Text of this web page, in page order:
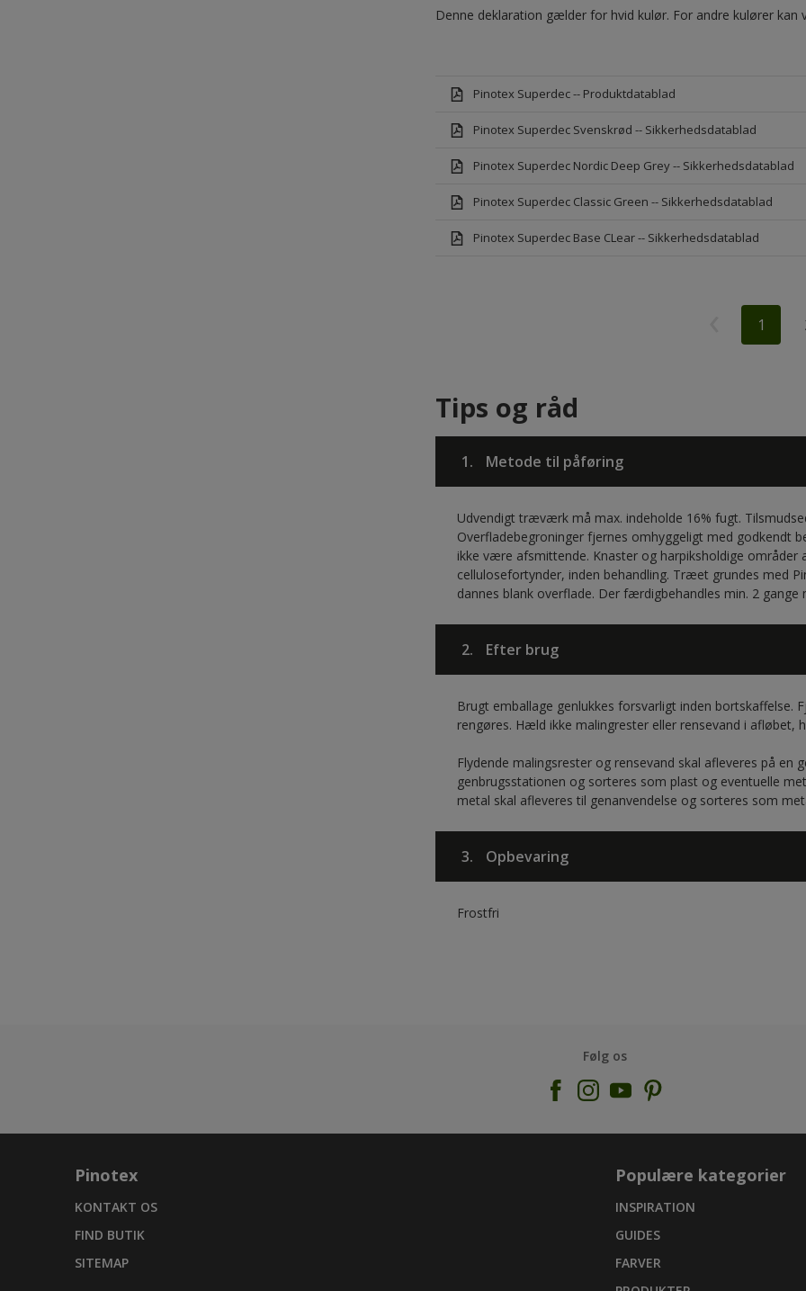
Denne deklaration gælder for hvid kulør. For andre kulører kan
Pinotex Superdec -- Produktdatablad
Pinotex Superdec Svenskrød -- Sikkerhedsdatablad
Pinotex Superdec Nordic Deep Grey -- Sikkerhedsdatablad
Pinotex Superdec Classic Green -- Sikkerhedsdatablad
Pinotex Superdec Base CLear -- Sikkerhedsdatablad
1
Tips og råd
1. Metode til påføring
Udvendigt træværk må max. indeholde 16% fugt.
Overfladebegroninger fjernes omhyggeligt med godkendt
ikke være afsmittende. Knaster og harpiksholdige områder
cellulosefortynder, inden behandling. Træet grundes med
dannes blank overflade. Der færdigbehandles min. 2 gange
2. Efter brug
Brugt emballage genlukkes forsvarligt inden
rengøres. Hæld ikke malingrester eller rensevand i afløbet,
Flydende malingsrester og rensevand skal afleveres på en
genbrugsstationen og sorteres som plast og eventuelle
metal skal afleveres til genanvendelse og sorteres som
3. Opbevaring
Frostfri
Følg os
Pinotex
KONTAKT OS
FIND BUTIK
SITEMAP
Populære kategorier
INSPIRATION
GUIDES
FARVER